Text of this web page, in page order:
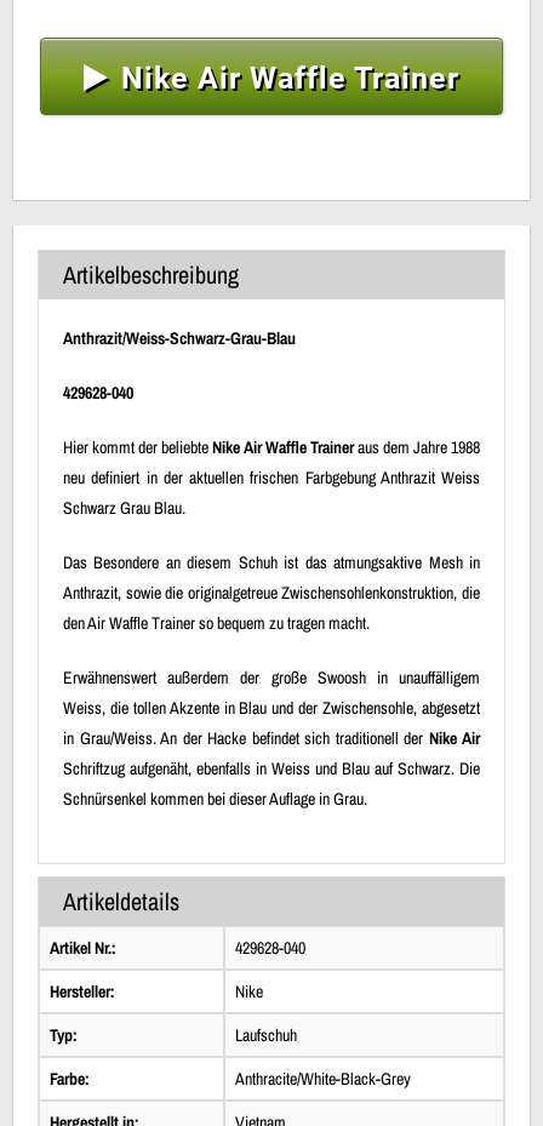
Nike Air Waffle Trainer
Artikelbeschreibung
Anthrazit/Weiss-Schwarz-Grau-Blau
429628-040
Hier kommt der beliebteNike Air Waffle Traineraus dem Jahre 1988
neu definiert in der aktuellen frischen Farbgebung Anthrazit Weiss
Schwarz Grau Blau.
Das Besondere an diesem Schuh ist das atmungsaktive Mesh in
Anthrazit, sowie die originalgetreue Zwischensohlenkonstruktion, die
den Air Waffle Trainer so bequem zu tragen macht.
Erwähnenswert außerdem der große Swoosh in unauffälligem
Weiss, die tollen Akzente in Blau und der Zwischensohle, abgesetzt
in Grau/Weiss. An der Hacke befindet sich traditionell der Nike Air
Schriftzug aufgenäht, ebenfalls in Weiss und Blau auf Schwarz. Die
Schnürsenkel kommen bei dieser Auflage in Grau.
Artikeldetails
Artikel Nr.:
429628-040
Hersteller:
Nike
Typ:
Laufschuh
Farbe:
Anthracite/White-Black-Grey